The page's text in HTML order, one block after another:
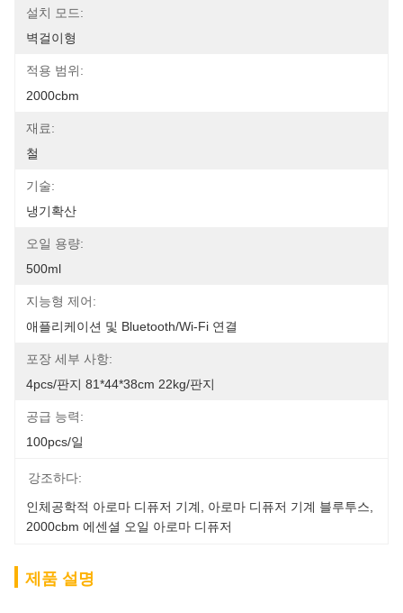
설치 모드:
벽걸이형
적용 범위:
2000cbm
재료:
철
기술:
냉기확산
오일 용량:
500ml
지능형 제어:
애플리케이션 및 Bluetooth/Wi-Fi 연결
포장 세부 사항:
4pcs/판지 81*44*38cm 22kg/판지
공급 능력:
100pcs/일
강조하다:
인체공학적 아로마 디퓨저 기계
아로마 디퓨저 기계 블루투스
2000cbm 에센셜 오일 아로마 디퓨저
제품 설명